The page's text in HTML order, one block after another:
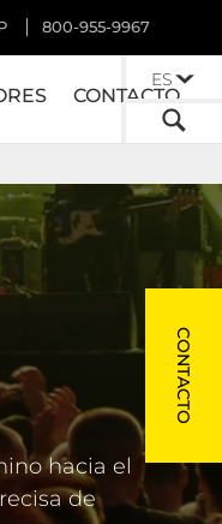
800-955-9967
CONTACTO
ES
hacia el
de
CONTACTO